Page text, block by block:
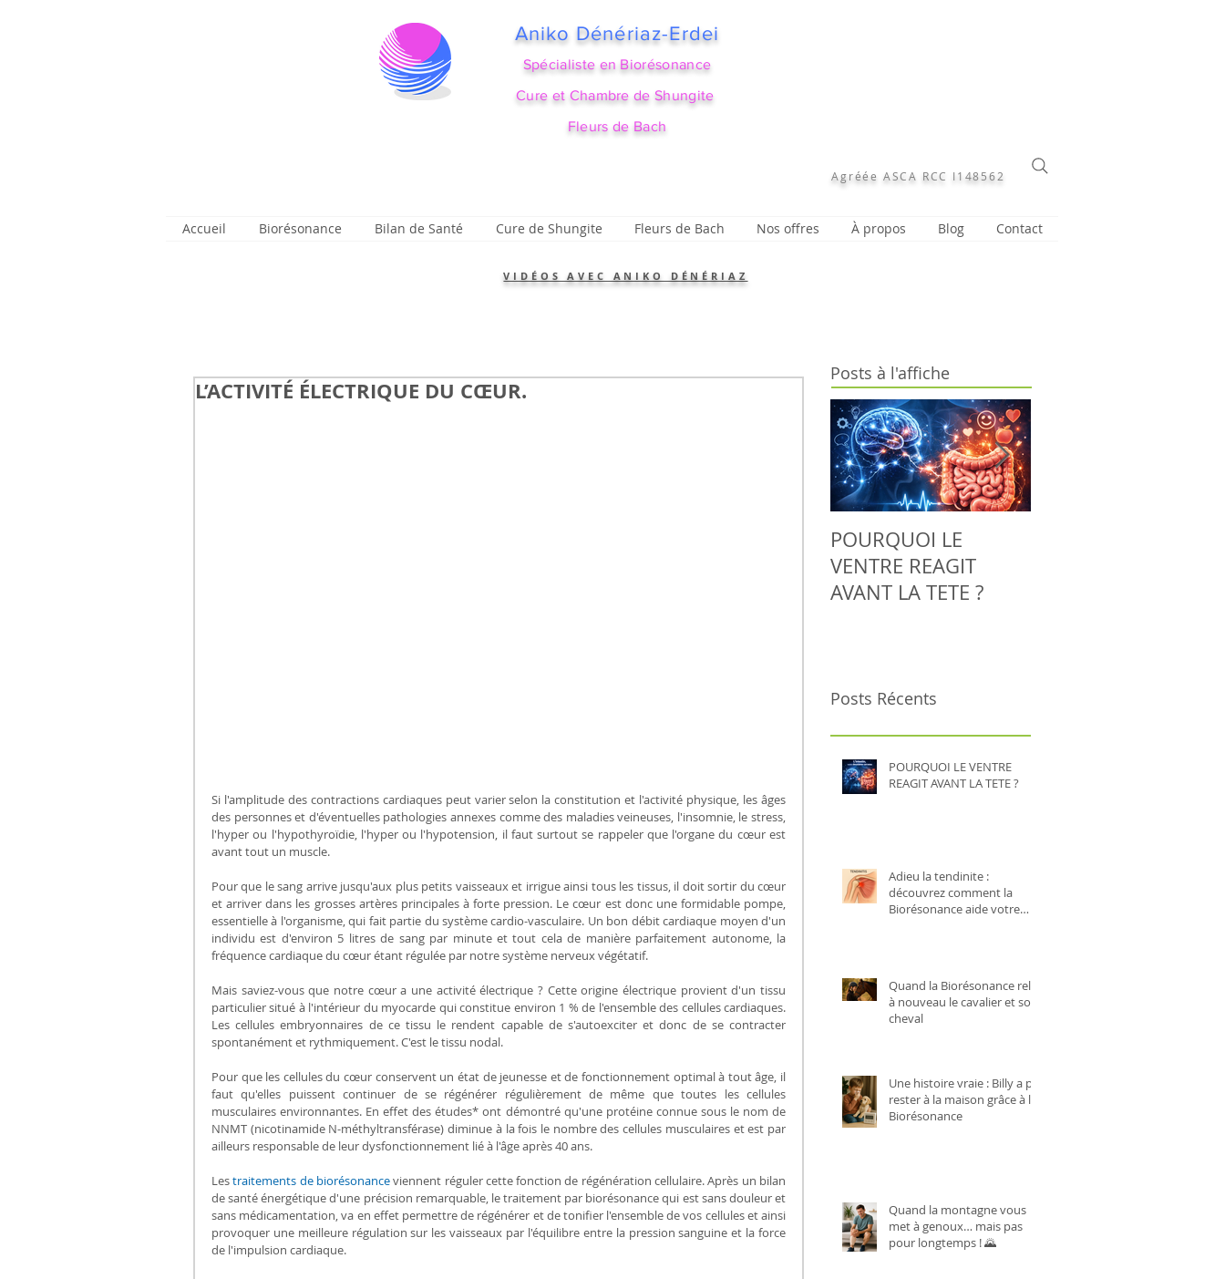
Aniko Dénériaz-Erdei
Spécialiste en Biorésonance
Cure et Chambre de Shungite
Fleurs de Bach
Agréée ASCA RCC I148562
Accueil Biorésonance Bilan de Santé Cure de Shungite Fleurs de Bach Nos offres À propos Blog Contact
VIDÉOS AVEC ANIKO DÉNÉRIAZ
L’ACTIVITÉ ÉLECTRIQUE DU CŒUR.
Si l'amplitude des contractions cardiaques peut varier selon la constitution et l'activité physique, les âges
des personnes et d'éventuelles pathologies annexes comme des maladies veineuses, l'insomnie, le stress,
l'hyper ou l'hypothyroïdie, l'hyper ou l'hypotension, il faut surtout se rappeler que l'organe du cœur est
avant tout un muscle.
Pour que le sang arrive jusqu'aux plus petits vaisseaux et irrigue ainsi tous les tissus, il doit sortir du cœur
et arriver dans les grosses artères principales à forte pression. Le cœur est donc une formidable pompe,
essentielle à l'organisme, qui fait partie du système cardio-vasculaire. Un bon débit cardiaque moyen d'un
individu est d'environ 5 litres de sang par minute et tout cela de manière parfaitement autonome, la
fréquence cardiaque du cœur étant régulée par notre système nerveux végétatif.
Mais saviez-vous que notre cœur a une activité électrique ? Cette origine électrique provient d'un tissu
particulier situé à l'intérieur du myocarde qui constitue environ 1 % de l'ensemble des cellules cardiaques.
Les cellules embryonnaires de ce tissu le rendent capable de s'autoexciter et donc de se contracter
spontanément et rythmiquement. C'est le tissu nodal.
Pour que les cellules du cœur conservent un état de jeunesse et de fonctionnement optimal à tout âge, il
faut qu'elles puissent continuer de se régénérer régulièrement de même que toutes les cellules
musculaires environnantes. En effet des études* ont démontré qu'une protéine connue sous le nom de
NNMT (nicotinamide N-méthyltransférase) diminue à la fois le nombre des cellules musculaires et est par
ailleurs responsable de leur dysfonctionnement lié à l'âge après 40 ans.
Les traitements de biorésonance viennent réguler cette fonction de régénération cellulaire. Après un bilan
de santé énergétique d'une précision remarquable, le traitement par biorésonance qui est sans douleur et
sans médicamentation, va en effet permettre de régénérer et de tonifier l'ensemble de vos cellules et ainsi
provoquer une meilleure régulation sur les vaisseaux par l'équilibre entre la pression sanguine et la force
de l'impulsion cardiaque.
Posts à l'affiche
POURQUOI LE
VENTRE REAGIT
AVANT LA TETE ?
Posts Récents
POURQUOI LE VENTRE
REAGIT AVANT LA TETE ?
Adieu la tendinite :
découvrez comment la
Biorésonance aide votre
Quand la Biorésonance relie
à nouveau le cavalier et son
cheval
Une histoire vraie : Billy a pu
rester à la maison grâce à la
Biorésonance
Quand la montagne vous
met à genoux… mais pas
pour longtemps ! 🌄